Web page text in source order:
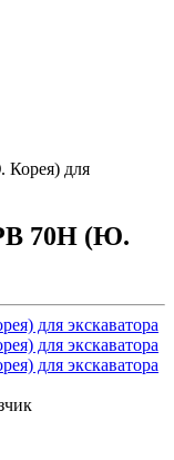
Корея) для
70H (Ю.